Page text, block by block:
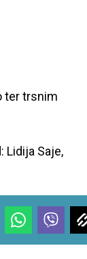
ter trsnim
Lidija Saje,